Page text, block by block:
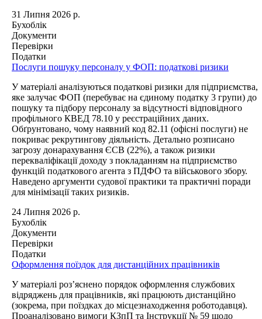
31 Липня 2026 р.
Бухоблік
Документи
Перевірки
Податки
Послуги пошуку персоналу у ФОП: податкові ризики
У матеріалі аналізуються податкові ризики для підприємства,
яке залучає ФОП (перебуває на єдиному податку 3 групи) до
пошуку та підбору персоналу за відсутності відповідного
профільного КВЕД 78.10 у реєстраційних даних.
Обґрунтовано, чому наявний код 82.11 (офісні послуги) не
покриває рекрутингову діяльність. Детально розписано
загрозу донарахування ЄСВ (22%), а також ризики
перекваліфікації доходу з покладанням на підприємство
функцій податкового агента з ПДФО та військового збору.
Наведено аргументи судової практики та практичні поради
для мінімізації таких ризиків.
24 Липня 2026 р.
Бухоблік
Документи
Перевірки
Податки
Оформлення поїздок для дистанційних працівників
У матеріалі роз’яснено порядок оформлення службових
відряджень для працівників, які працюють дистанційно
(зокрема, при поїздках до місцезнаходження роботодавця).
Проаналізовано вимоги КЗпП та Інструкції № 59 щодо